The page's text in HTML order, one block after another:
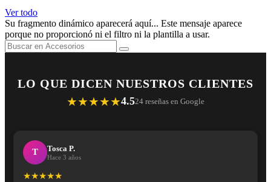
Ver todo
Su fragmento dinámico aparecerá aquí... Este mensaje aparece
porque no proporcionó ni el filtro ni la plantilla a usar.
LO QUE DICEN NUESTROS CLIENTES
★★★★★4.524 reseñas en Google
T Tosca P.
Hace 3 años
★★★★★